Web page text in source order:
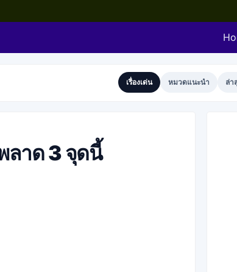
เรื่องเด่น หมวดแนะนำ ล่า
ลาด 3 จุดนี้